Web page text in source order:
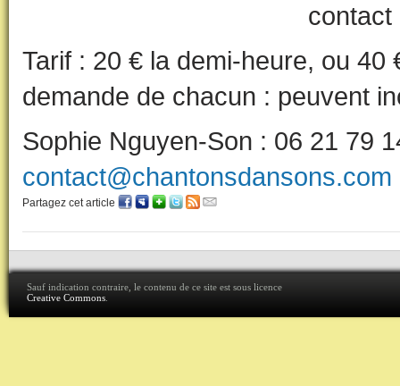
contact
Tarif : 20 € la demi-heure, ou 40
demande de chacun : peuvent
Sophie Nguyen-Son : 06 21 79
contact@chantonsdansons.com
Partagez cet article
Sauf indication contraire, le contenu de ce site est sous licence
Creative Commons